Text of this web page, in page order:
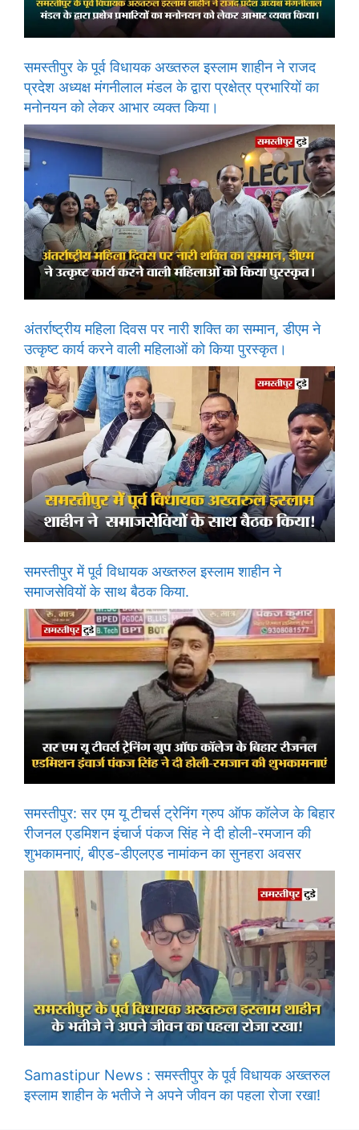
समस्तीपुर के पूर्व विधायक अख्तरुल इस्लाम शाहीन ने राजद
प्रदेश अध्यक्ष मंगनीलाल मंडल के द्वारा प्रक्षेत्र प्रभारियों का
मनोनयन को लेकर आभार व्यक्त किया।
अंतर्राष्ट्रीय महिला दिवस पर नारी शक्ति का सम्मान, डीएम ने
उत्कृष्ट कार्य करने वाली महिलाओं को किया पुरस्कृत।
समस्तीपुर में पूर्व विधायक अख्तरुल इस्लाम शाहीन ने
समाजसेवियों के साथ बैठक किया.
समस्तीपुर: सर एम यू टीचर्स ट्रेनिंग ग्रुप ऑफ कॉलेज के बिहार
रीजनल एडमिशन इंचार्ज पंकज सिंह ने दी होली-रमजान की
शुभकामनाएं, बीएड-डीएलएड नामांकन का सुनहरा अवसर
Samastipur News : समस्तीपुर के पूर्व विधायक अख्तरुल
इस्लाम शाहीन के भतीजे ने अपने जीवन का पहला रोजा रखा!